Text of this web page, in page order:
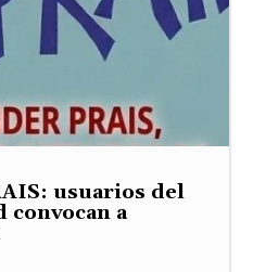
usuarios del
convocan a